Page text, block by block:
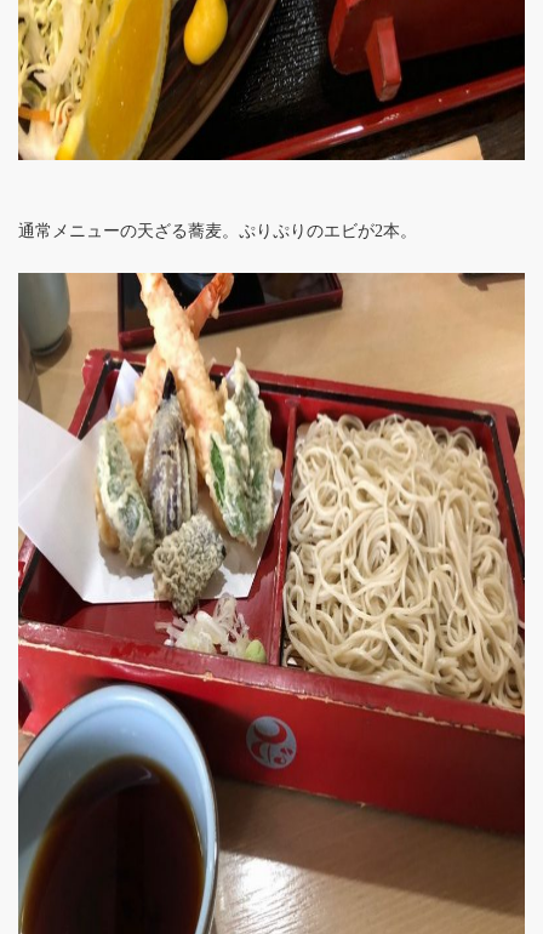
通常メニューの天ざる蕎麦。ぷりぷりのエビが2本。